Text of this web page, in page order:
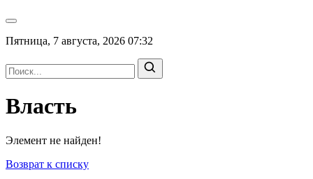
Пятница, 7 августа, 2026 07:32
Власть
Элемент не найден!
Возврат к списку